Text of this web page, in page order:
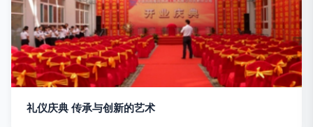
礼仪庆典 传承与创新的艺术